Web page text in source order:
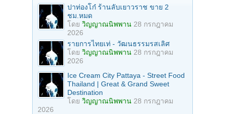
ปาท่องโก๋ ร้านลับเยาวราช ขาย 2
ชม.หมด
โดย วิญญาณนิพพาน 28 กรกฎาคม
2026
รายการไทยเท่ - วัฒนธรรมรสเลิศ
โดย วิญญาณนิพพาน 28 กรกฎาคม
2026
Ice Cream City Pattaya - Street Food
Thailand | Great & Grand Sweet
Destination
โดย วิญญาณนิพพาน 28 กรกฎาคม
2026